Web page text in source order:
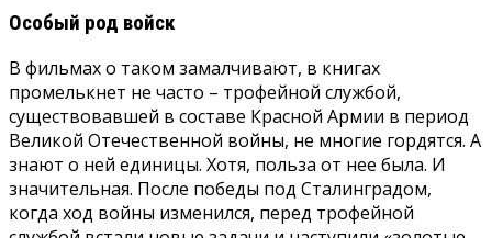
Особый род войск
В фильмах о таком замалчивают, в книгах
промелькнет не часто – трофейной службой,
существовавшей в составе Красной Армии в период
Великой Отечественной войны, не многие гордятся. А
знают о ней единицы. Хотя, польза от нее была. И
значительная. После победы под Сталинградом,
когда ход войны изменился, перед трофейной